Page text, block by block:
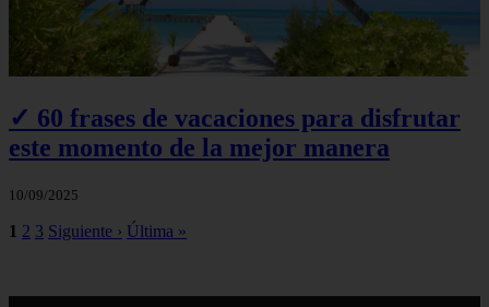
✓ 60 frases de vacaciones para disfrutar
este momento de la mejor manera
10/09/2025
1 2 3 Siguiente › Última »